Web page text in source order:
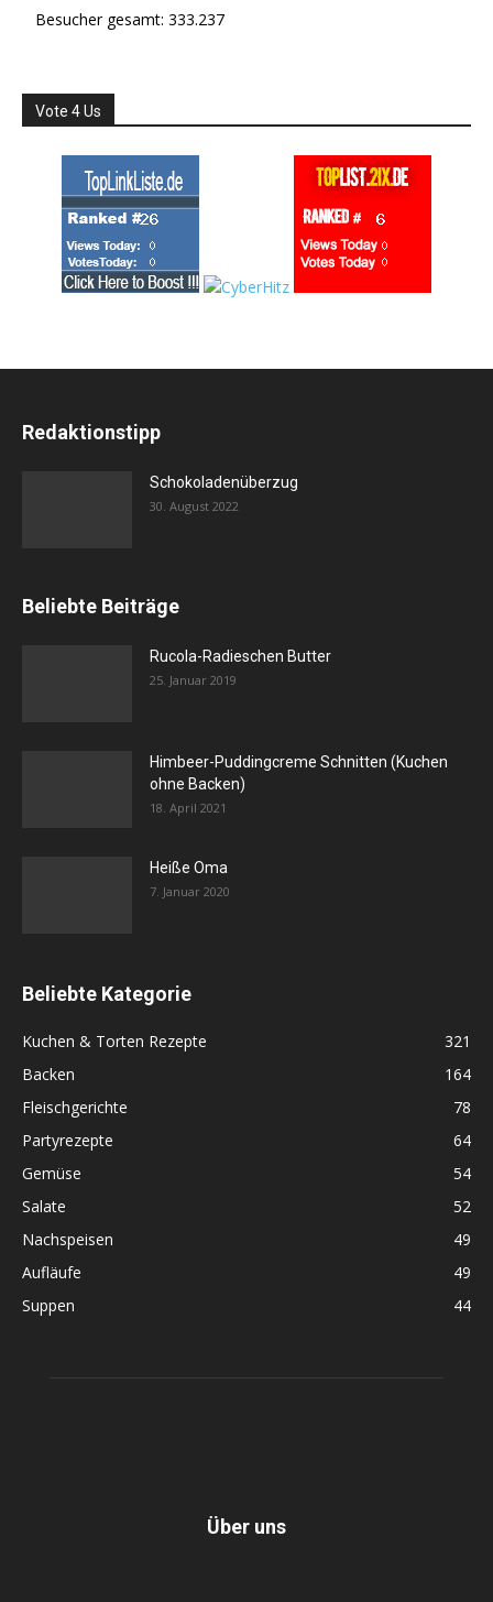
Besucher gesamt: 333.237
Vote 4 Us
Redaktionstipp
Schokoladenüberzug
30. August 2022
Beliebte Beiträge
Rucola-Radieschen Butter
25. Januar 2019
Himbeer-Puddingcreme Schnitten (Kuchen
ohne Backen)
18. April 2021
Heiße Oma
7. Januar 2020
Beliebte Kategorie
Kuchen & Torten Rezepte
321
Backen
164
Fleischgerichte
78
Partyrezepte
64
Gemüse
54
Salate
52
Nachspeisen
49
Aufläufe
49
Suppen
44
Über uns